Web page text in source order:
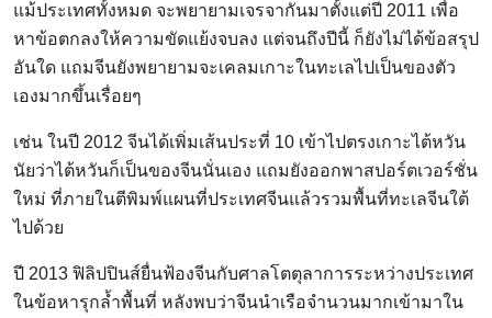
แม้ประเทศทั้งหมด จะพยายามเจรจากันมาตั้งแต่ปี 2011 เพื่อ
หาข้อตกลงให้ความขัดแย้งจบลง แต่จนถึงปีนี้ ก็ยังไม่ได้ข้อสรุป
อันใด แถมจีนยังพยายามจะเคลมเกาะในทะเลไปเป็นของตัว
เองมากขึ้นเรื่อยๆ
เช่น ในปี 2012 จีนได้เพิ่มเส้นประที่ 10 เข้าไปตรงเกาะไต้หวัน
นัยว่าไต้หวันก็เป็นของจีนนั่นเอง แถมยังออกพาสปอร์ตเวอร์ชั่น
ใหม่ ที่ภายในตีพิมพ์แผนที่ประเทศจีนแล้วรวมพื้นที่ทะเลจีนใต้
ไปด้วย
ปี 2013 ฟิลิปปินส์ยื่นฟ้องจีนกับศาลโตตุลาการระหว่างประเทศ
ในข้อหารุกล้ำพื้นที่ หลังพบว่าจีนนำเรือจำนวนมากเข้ามาใน